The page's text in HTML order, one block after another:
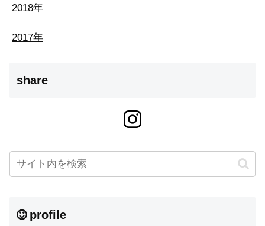
2018年
2017年
share
profile